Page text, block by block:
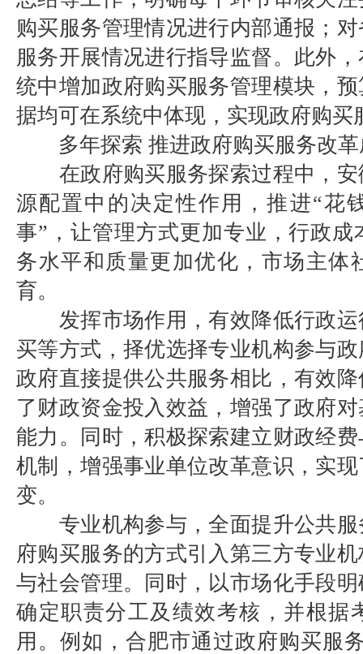
购买服务管理情况进行内部通报；
服务开展情况进行指导监督。此外
统中增加政府购买服务管理模块，
据均可在系统中体现，实现政府购买
多年探索 推进政府购买服务改革
在政府购买服务探索过程中，安
源配置中的决定性作用，推进“花
事”，让管理方式更加专业，行政
务水平和质量更加优化，市场主体
育。
发挥市场作用，有效降低行政运
买等方式，择优选择专业机构参与
政府直接提供公共服务相比，有效
了财政资金投入效益，增强了政府
能力。同时，积极探索建立财政经
机制，增强事业单位改革意识，实
变。
专业机构参与，全面提升公共服
府购买服务的方式引入第三方专业
与社会管理。同时，以市场化手段
确定职责分工及绩效考核，并根据
用。例如，合肥市通过政府购买服